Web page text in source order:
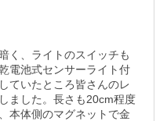
く、ライトのスイッチも
電池式センサーライト付
ていたところ皆さんのレ
ました。長さも20cm程度
本体側のマグネットで金